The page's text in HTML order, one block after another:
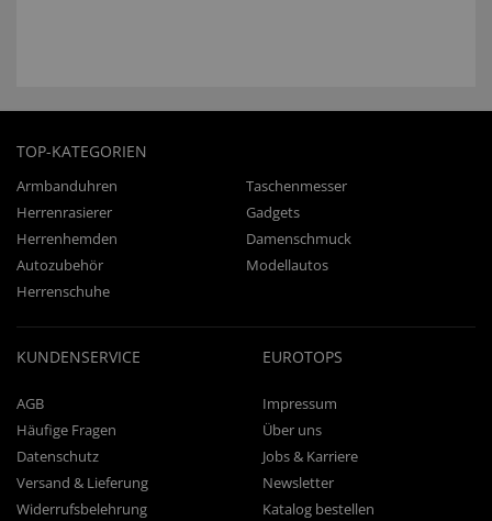
TOP-KATEGORIEN
Armbanduhren
Taschenmesser
Herrenrasierer
Gadgets
Herrenhemden
Damenschmuck
Autozubehör
Modellautos
Herrenschuhe
KUNDENSERVICE
AGB
Häufige Fragen
Datenschutz
Versand & Lieferung
Widerrufsbelehrung
EUROTOPS
Impressum
Über uns
Jobs & Karriere
Newsletter
Katalog bestellen